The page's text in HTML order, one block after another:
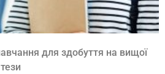
для здобуття на вищої